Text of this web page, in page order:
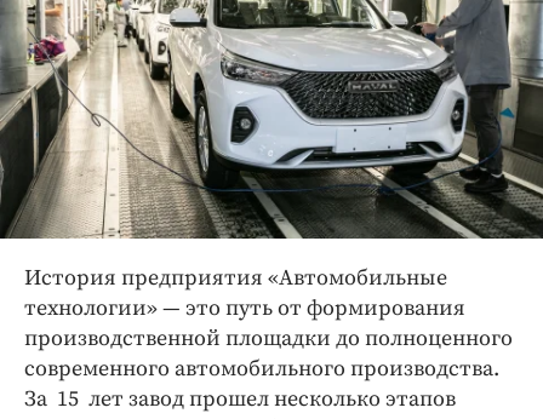
История предприятия «Автомобильные
технологии» — это путь от формирования
производственной площадки до полноценного
современного автомобильного производства.
За 15 лет завод прошел несколько этапов